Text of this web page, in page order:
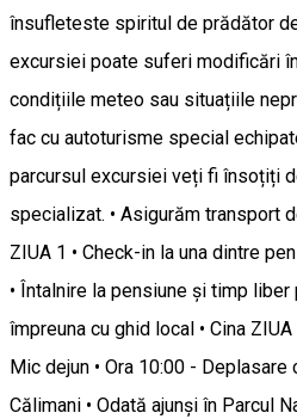
însufleteste spiritul de prădător
excursiei poate suferi modificări
condițiile meteo sau situațiile
fac cu autoturisme special
parcursul excursiei veți fi însoțiți
specializat. • Asigurăm transport
ZIUA 1 • Check-in la una dintre
• Întalnire la pensiune și timp
împreuna cu ghid local • Cina
Mic dejun • Ora 10:00 - Deplasare
Călimani • Odată ajunși în Parcul